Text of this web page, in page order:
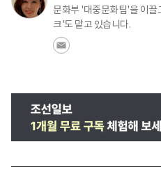
문화부 '대중문화팀'을 이끌
크'도 맡고 있습니다.